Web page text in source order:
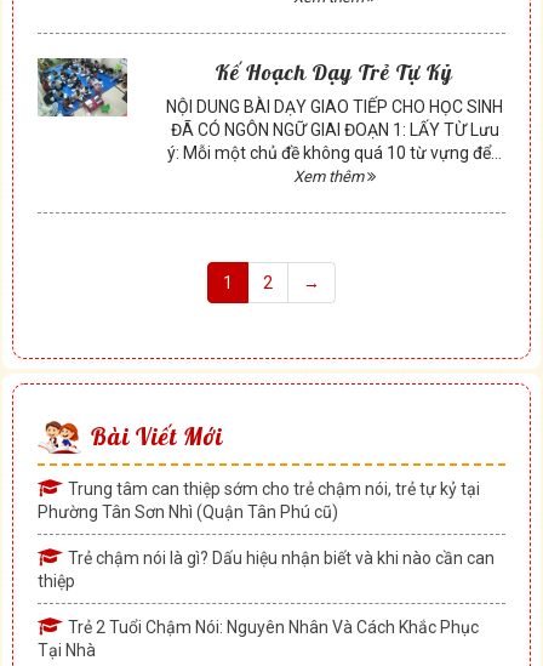
Bài Viết Mới
Trung tâm can thiệp sớm cho trẻ chậm nói, trẻ tự kỷ tại
Phường Tân Sơn Nhì (Quận Tân Phú cũ)
Trẻ chậm nói là gì? Dấu hiệu nhận biết và khi nào cần can
thiệp
Trẻ 2 Tuổi Chậm Nói: Nguyên Nhân Và Cách Khắc Phục
Tại Nhà
Kế Hoạch Dạy Trẻ Tự Kỷ
NỘI DUNG BÀI DẠY GIAO TIẾP CHO HỌC SINH
ĐÃ CÓ NGÔN NGỮ GIAI ĐOẠN 1: LẤY TỪ Lưu
ý: Mỗi một chủ đề không quá 10 từ vựng để...
Xem thêm
1 2 →